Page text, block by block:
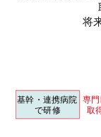
将